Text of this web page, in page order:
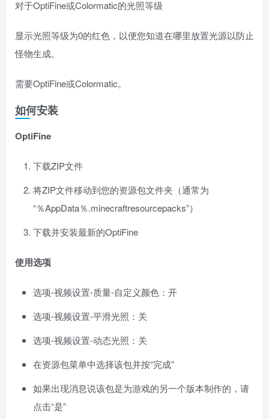
对于OptiFine或Colormatic的光照等级
显示光照等级为0的红色，以便您知道在哪里放置光源以防止
怪物生成。
需要OptiFine或Colormatic。
如何安装
OptiFine
下载ZIP文件
将ZIP文件移动到您的资源包文件夹（通常为
“％AppData％.minecraftresourcepacks”）
下载并安装最新的OptiFine
使用选项
选项-视频设置-质量-自定义颜色：开
选项-视频设置-平滑光照：关
选项-视频设置-动态光照：关
在资源包菜单中选择该包并按“完成”
如果出现消息说该包是为游戏的另一个版本制作的，请
点击“是”